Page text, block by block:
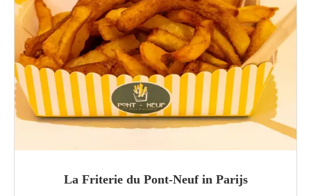
La Friterie du Pont-Neuf in Parijs